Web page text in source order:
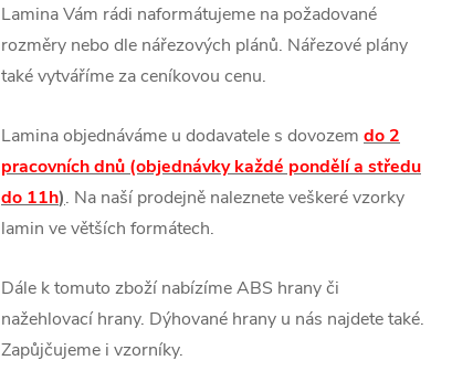
Lamina Vám rádi naformátujeme na požadované
rozměry nebo dle nářezových plánů. Nářezové plány
také vytváříme za ceníkovou cenu.
Lamina objednáváme u dodavatele s dovozem do 2
pracovních dnů (objednávky každé pondělí a středu
do 11h). Na naší prodejně naleznete veškeré vzorky
lamin ve větších formátech.
Dále k tomuto zboží nabízíme ABS hrany či
nažehlovací hrany. Dýhované hrany u nás najdete také.
Zapůjčujeme i vzorníky.